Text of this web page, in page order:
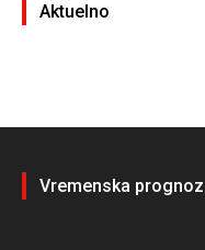
Aktuelno
Vremenska